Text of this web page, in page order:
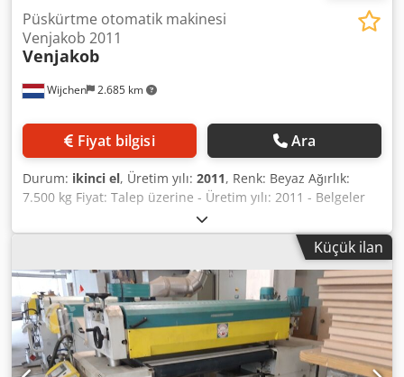
Wijchen 2.685 km
Püskürtme otomatik makinesi
Venjakob 2011
Venjakob
Fiyat bilgisi Ara
Durum: ikinci el, Üretim yılı: 2011, Renk: Beyaz Ağırlık:
7.500 kg Fiyat: Talep üzerine - Üretim yılı: 2011 - Belgeler
mevcut: Evet - CE sertifikası mevcut: Hayır - Maks. çalışma
genişliği [mm]: 1300 - Boyama kabini sayısı [adet]: 1 -
Pompa tipi: Wagner - Opsiyonlar: Boya tabancası - Boya
tabancası sayısı [adet]: 4 - Taşıma ağırlığı [kg]: 7500 kg -
Taşıma paketleri [adet]: 7 Finansal bilgiler KDV: Belirtilen
fiyat, KDV dahil değildir. KDV/farklı vergilendirme:
İşletmeler için KDV düşülebilir. Chjdpfx Ahjzmvawecsa
Sanayi alanındaki tüm ürünler için teslimat ve takas her
zaman mümkündür. Yorick Diebels
Küçük ilan